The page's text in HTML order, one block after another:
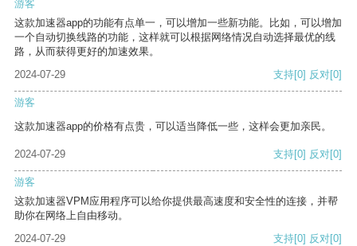
游客
这款加速器app的功能有点单一，可以增加一些新功能。比如，可以增加
一个自动切换线路的功能，这样就可以根据网络情况自动选择最优的线
路，从而获得更好的加速效果。
2024-07-29
支持[0] 反对[0]
游客
这款加速器app的价格有点贵，可以适当降低一些，这样会更加亲民。
2024-07-29 支持[0] 反对[0]
游客
这款加速器VPM应用程序可以给你提供最高速度和安全性的连接，并帮
助你在网络上自由移动。
2024-07-29
支持[0] 反对[0]